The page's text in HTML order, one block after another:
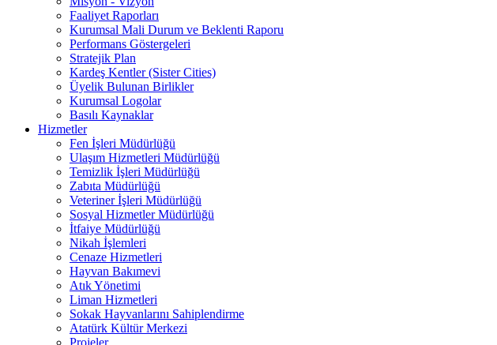
Faaliyet Raporları
Kurumsal Mali Durum ve Beklenti Raporu
Performans Göstergeleri
Stratejik Plan
Kardeş Kentler (Sister Cities)
Üyelik Bulunan Birlikler
Kurumsal Logolar
Basılı Kaynaklar
Hizmetler
Fen İşleri Müdürlüğü
Ulaşım Hizmetleri Müdürlüğü
Temizlik İşleri Müdürlüğü
Zabıta Müdürlüğü
Veteriner İşleri Müdürlüğü
Sosyal Hizmetler Müdürlüğü
İtfaiye Müdürlüğü
Nikah İşlemleri
Cenaze Hizmetleri
Hayvan Bakımevi
Atık Yönetimi
Liman Hizmetleri
Sokak Hayvanlarını Sahiplendirme
Atatürk Kültür Merkezi
Projeler